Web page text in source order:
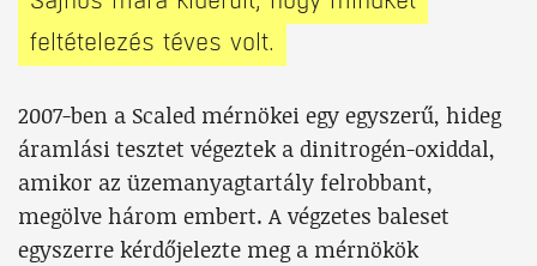
feltételezés téves volt.
2007-ben a Scaled mérnökei egy egyszerű, hideg
áramlási tesztet végeztek a dinitrogén-oxiddal,
amikor az üzemanyagtartály felrobbant,
megölve három embert. A végzetes baleset
egyszerre kérdőjelezte meg a mérnökök